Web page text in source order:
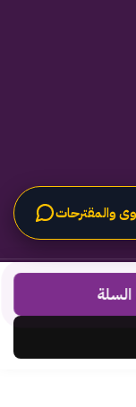
© 2025.
.
والمقترحات